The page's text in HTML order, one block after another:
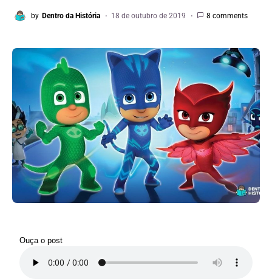
by Dentro da História 18 de outubro de 2019 8 comments
Ouça o post